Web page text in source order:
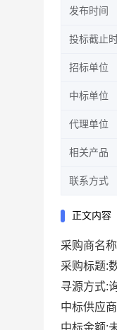
发布时间
投标截止
招标单位
中标单位
代理单位
相关产品
联系方式
正文内容
采购商名
采购标题:
寻源方式:
中标供应
中标金额: